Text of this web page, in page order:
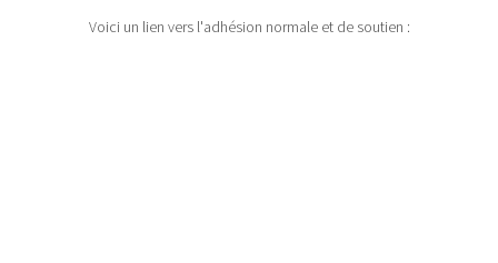
Voici un lien vers l'adhésion normale et de soutien :